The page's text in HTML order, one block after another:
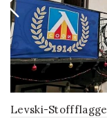
Levski-Stoffflagge